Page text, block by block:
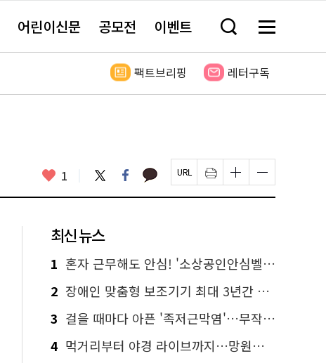
어린이신문 공모전 이벤트 검
창
기
메
전
보
팩트브리핑 레터구독
좋
요
1 트
위
터
페
이
스
카
카 페
이
지
인
쇄
하
글
자
크
하
기
글
자
크
하
기
최신 뉴스
1 혼자 근무해도 안심! '소상공인안심벨' 신청하세요
2 장애인 맞춤형 보조기기 최대 3년간 무상 대여…삶의 질 높인다
3 걸을 때마다 아픈 '족저근막염'…무작정 참지 말고 '이것' 해보세요!
4 먹거리부터 야경 라이브까지…망원한강공원 알짜 코스